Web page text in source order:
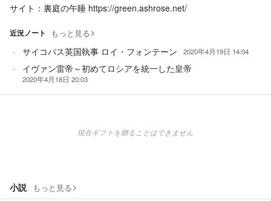
サイト：裏庭の午睡 https://green.ashrose.net/
近況ノート もっと見る
サイコパス英国執事 ロイ・フォンテーン 2020年4月19日 14:04
イヴァン雷帝～初めてロシアを統一した皇帝
2020年4月18日 20:03
現在ギフトを贈ることはできません
小説 もっと見る